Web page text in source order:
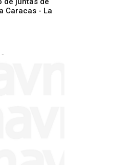
Caracas - La
-